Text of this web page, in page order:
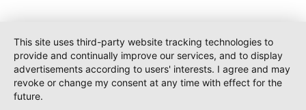
This site uses third-party website tracking technologies to
provide and continually improve our services, and to display
advertisements according to users' interests. I agree and may
revoke or change my consent at any time with effect for the
future.